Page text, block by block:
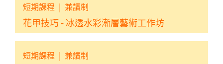
短期課程 | 兼讀制
花甲技巧 - 冰透水彩漸層藝術工作坊
短期課程 | 兼讀制